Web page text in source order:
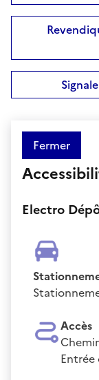
Fermer
Electro
Accès